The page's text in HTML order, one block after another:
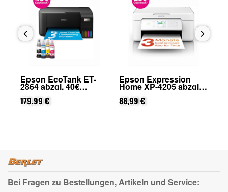
Epson EcoTank ET-
2864 abzgl. 40€
Cashback (von Epson
nach Registrierung)
179,99 €
Epson Expression
Home XP-4205 abzgl.
25€ Cashback (von
Epson nach
Registrierung)
88,99 €
Bei Fragen zu Bestellungen, Artikeln und Service: